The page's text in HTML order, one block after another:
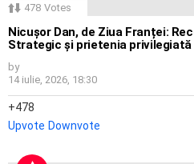
478 Votes
Nicușor Dan, de Ziua Franței:
Strategic și prietenia
by
14 iulie, 2026, 18:30
478
Upvote Downvote